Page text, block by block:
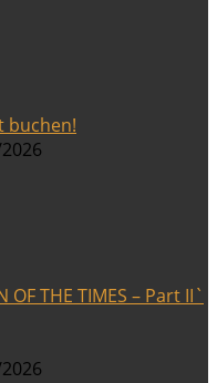
buchen!
OF THE TIMES – Part II`